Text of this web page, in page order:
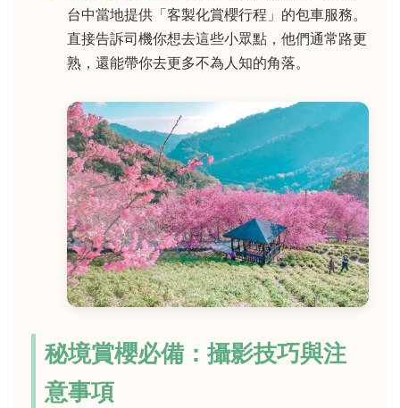
台中當地提供「客製化賞櫻行程」的包車服務。
直接告訴司機你想去這些小眾點，他們通常路更
熟，還能帶你去更多不為人知的角落。
秘境賞櫻必備：攝影技巧與注
意事項